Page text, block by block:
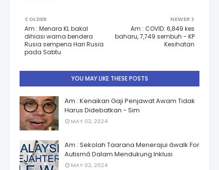
NEWER
Am : COVID: 6,849 kes
baharu, 7,749 sembuh - KP
Kesihatan
OLDER
Am : Menara KL bakal
dihiasi warna bendera
Rusia sempena Hari Rusia
pada Sabtu
YOU MAY LIKE THESE POSTS
Am : Kenaikan Gaji Penjawat Awam Tidak
Harus Didebatkan - Sim
MAY 02, 2024
Am : Sekolah Taarana Menerajui âwalk For
Autismâ Dalam Mendukung Inklusi
MAY 02, 2024